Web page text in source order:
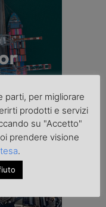
parti, per migliorare
prodotti e servizi
su "Accetto"
prendere visione
.